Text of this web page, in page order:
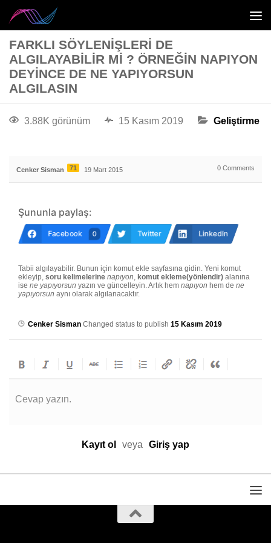
FARKLI SÖYLENIŞLERI DE
ALGILAYABILIR MI ? ÖRNEĞIN NAPIYON
DEYINCE DE NE YAPIYORSUN
ALGILASIN
3.88K görünüm 15 Kasım 2019 Geliştirme
Cenker Sisman 71 19 Mart 2015 0 Comments
Şununla paylaş:
Facebook 0 Twitter LinkedIn
Tabii algılayabilir. Bunun için komut ekle sayfasına gidin. Yeni komut
ekleyip, soru kelimelerine napıyon, komut ekleme(yönlendir) alanına
ise ne yapıyorsun yazın ve güncelleyin. Artık hem napıyon hem de ne
yapıyorsun aynı olarak algılanacaktır.
Cenker Sisman Changed status to publish 15 Kasım 2019
Cevap yazın.
Kayıt ol veya Giriş yap